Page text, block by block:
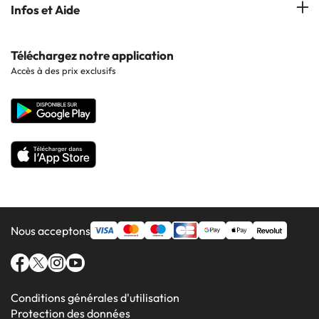
Hôtels à Cala d'Or
Hôtels à Lluchmajor
Hôtels en Séville
Hôtels en Grenade
Infos et Aide
Contactez-nous
Site corporate
Téléchargez notre application
Accès à des prix exclusifs
Nous acceptons
Conditions générales d'utilisation
Protection des données